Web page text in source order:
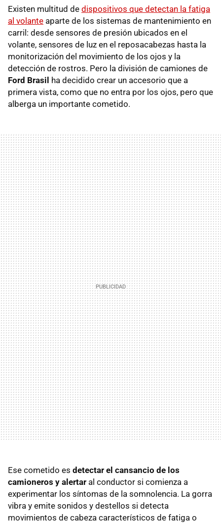
Existen multitud de dispositivos que detectan la fatiga
al volante aparte de los sistemas de mantenimiento en
carril: desde sensores de presión ubicados en el
volante, sensores de luz en el reposacabezas hasta la
monitorización del movimiento de los ojos y la
detección de rostros. Pero la división de camiones de
Ford Brasil ha decidido crear un accesorio que a
primera vista, como que no entra por los ojos, pero que
alberga un importante cometido.
Ese cometido es detectar el cansancio de los
camioneros y alertar al conductor si comienza a
experimentar los síntomas de la somnolencia. La gorra
vibra y emite sonidos y destellos si detecta
movimientos de cabeza característicos de fatiga o